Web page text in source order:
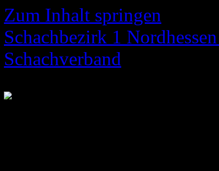
Zum Inhalt springen
Schachbezirk 1
Schachverband